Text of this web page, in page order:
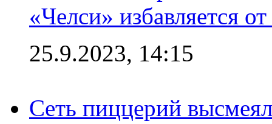
«Челси» избавляется
25.9.2023, 14:15
Сеть пиццерий